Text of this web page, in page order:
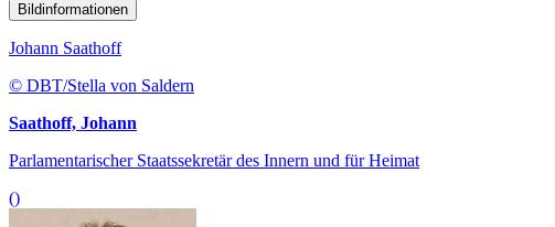
Bildinformationen
Johann Saathoff
© DBT/Stella von Saldern
Saathoff, Johann
Parlamentarischer Staatssekretär des Innern und für Heimat
()